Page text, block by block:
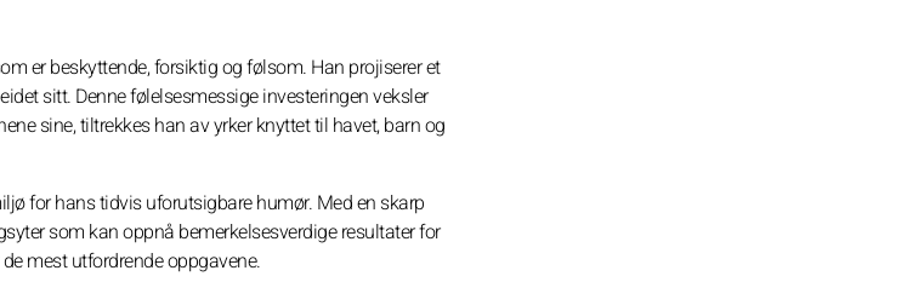
er beskyttende, forsiktig og følsom. Han projiserer et
sitt. Denne følelsesmessige investeringen veksler
sine, tiltrekkes han av yrker knyttet til havet, barn og
for hans tidvis uforutsigbare humør. Med en skarp
som kan oppnå bemerkelsesverdige resultater for
mest utfordrende oppgavene.